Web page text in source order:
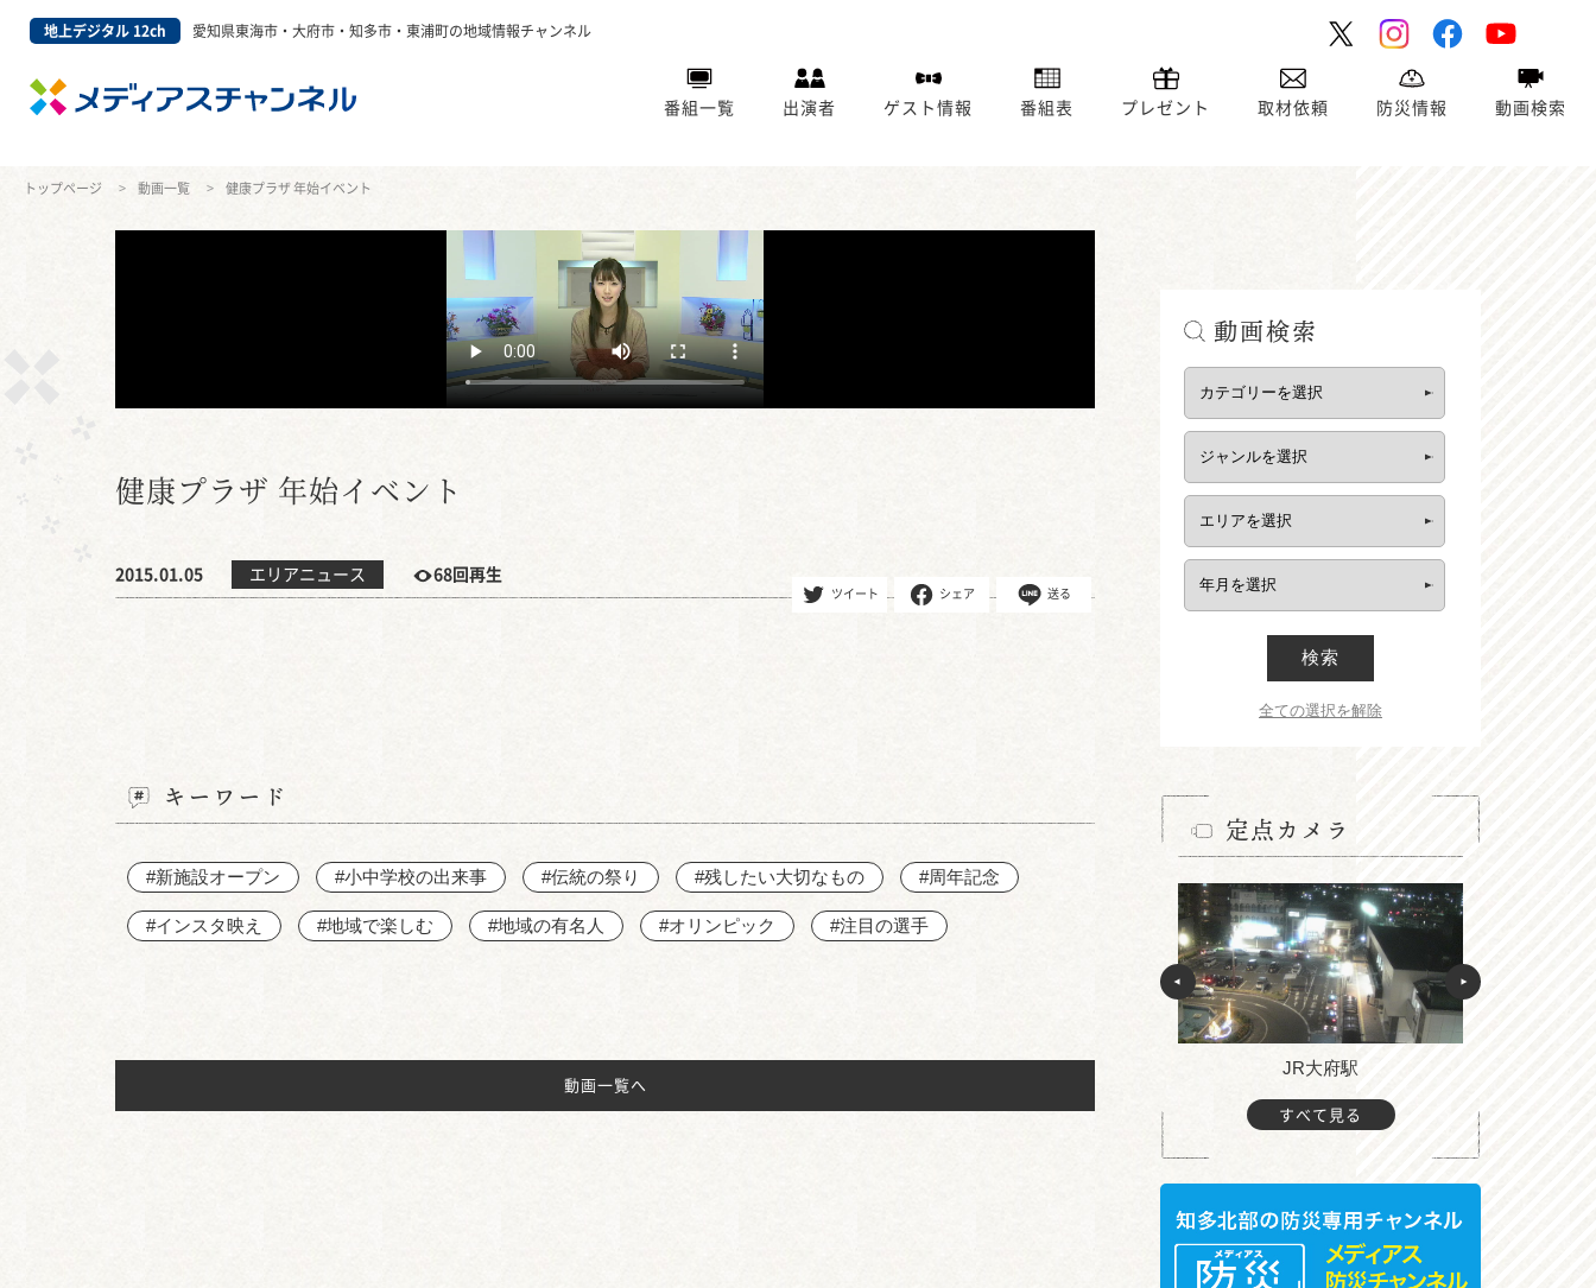
地上デジタル 12ch 愛知県東海市・大府市・知多市・東浦町の地域情報チャンネル
番組一覧 出演者 ゲスト情報 番組表 プレゼント 取材依頼 防災情報 動画検索
トップページ 動画一覧 健康プラザ 年始イベント
健康プラザ 年始イベント
2015.01.05 エリアニュース 68回再生
ツイート シェア 送る
キーワード
#新施設オープン #小中学校の出来事 #伝統の祭り #残したい大切なもの #周年記念
#インスタ映え #地域で楽しむ #地域の有名人 #オリンピック #注目の選手
動画一覧へ
動画検索
検索
全ての選択を解除
定点カメラ
JR大府駅
すべて見る